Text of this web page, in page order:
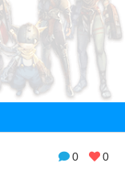
0 0